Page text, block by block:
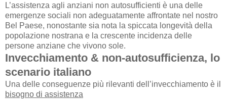
L’assistenza agli anziani non autosufficienti è una delle
emergenze sociali non adeguatamente affrontate nel nostro
Bel Paese, nonostante sia nota la spiccata longevità della
popolazione nostrana e la crescente incidenza delle
persone anziane che vivono sole.
Invecchiamento & non-autosufficienza, lo
scenario italiano
Una delle conseguenze più rilevanti dell’invecchiamento è il
bisogno di assistenza